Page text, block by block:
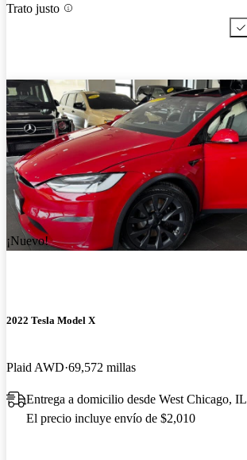
Trato justo
¡Nuevo!
2022 Tesla Model X
Plaid AWD 69,572 millas
Entrega a domicilio desde West Chicago, IL
El precio incluye envío de $2,010